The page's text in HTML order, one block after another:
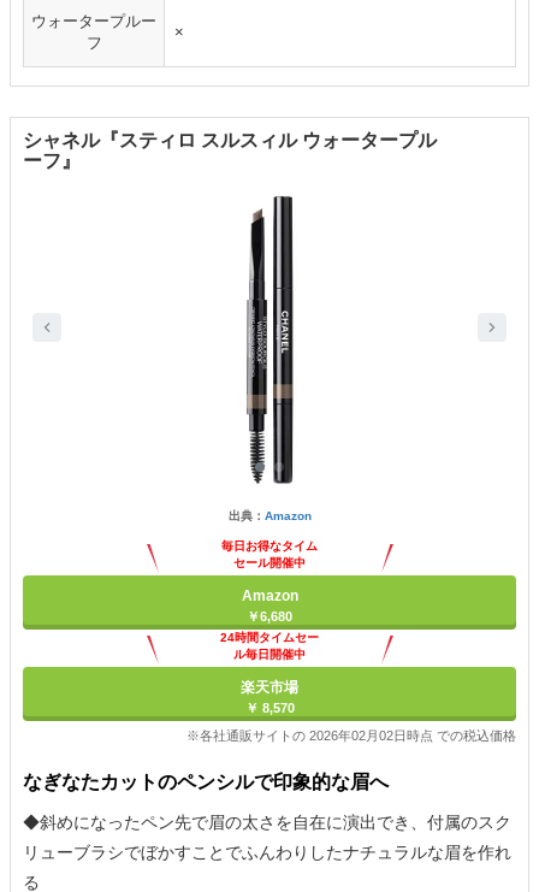
ウォータープルー
フ
×
シャネル『スティロ スルスィル ウォータープル
ーフ』
出典： Amazon
毎日お得なタイム
セール開催中
Amazon
￥6,680
24時間タイムセー
ル毎日開催中
楽天市場
￥ 8,570
※各社通販サイトの 2026年02月02日時点 での税込価格
なぎなたカットのペンシルで印象的な眉へ
◆斜めになったペン先で眉の太さを自在に演出でき、付属のスク
リューブラシでぼかすことでふんわりしたナチュラルな眉を作れ
る